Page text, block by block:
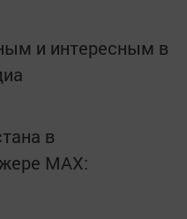
и интересным в
в
MАХ: